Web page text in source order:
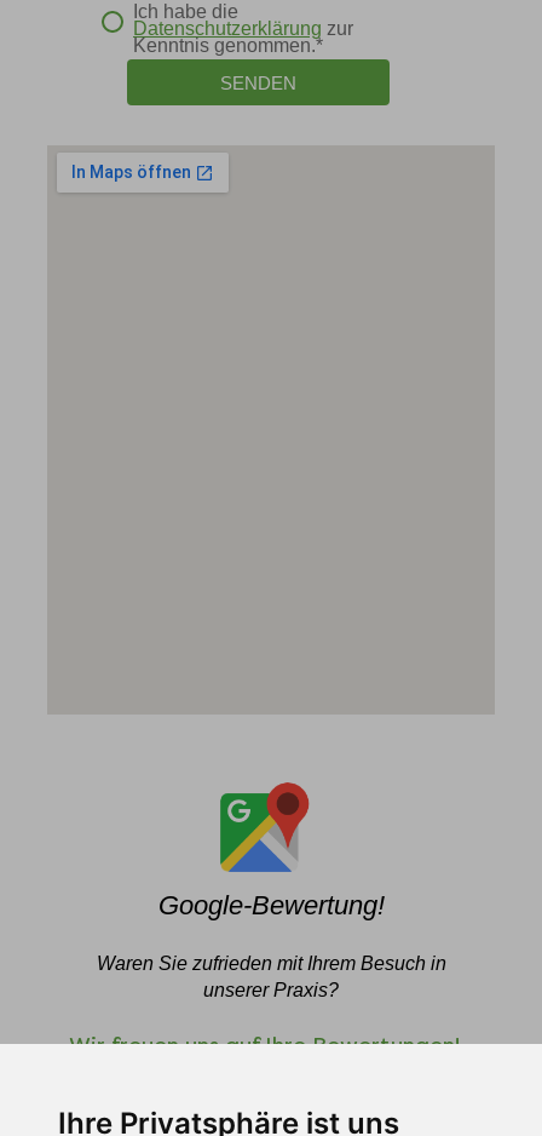
Ihre Privatsphäre ist uns
SENDEN
Ich habe die
Datenschutzerklärung zur
Kenntnis genommen.*
Google-Bewertung!
Waren Sie zufrieden mit Ihrem Besuch in
unserer Praxis?
Wir freuen uns auf Ihre Bewertungen!